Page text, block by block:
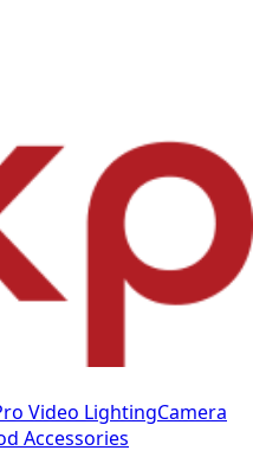
Video LightingCamera
Accessories